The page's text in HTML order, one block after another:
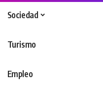
Sociedad
Turismo
Empleo